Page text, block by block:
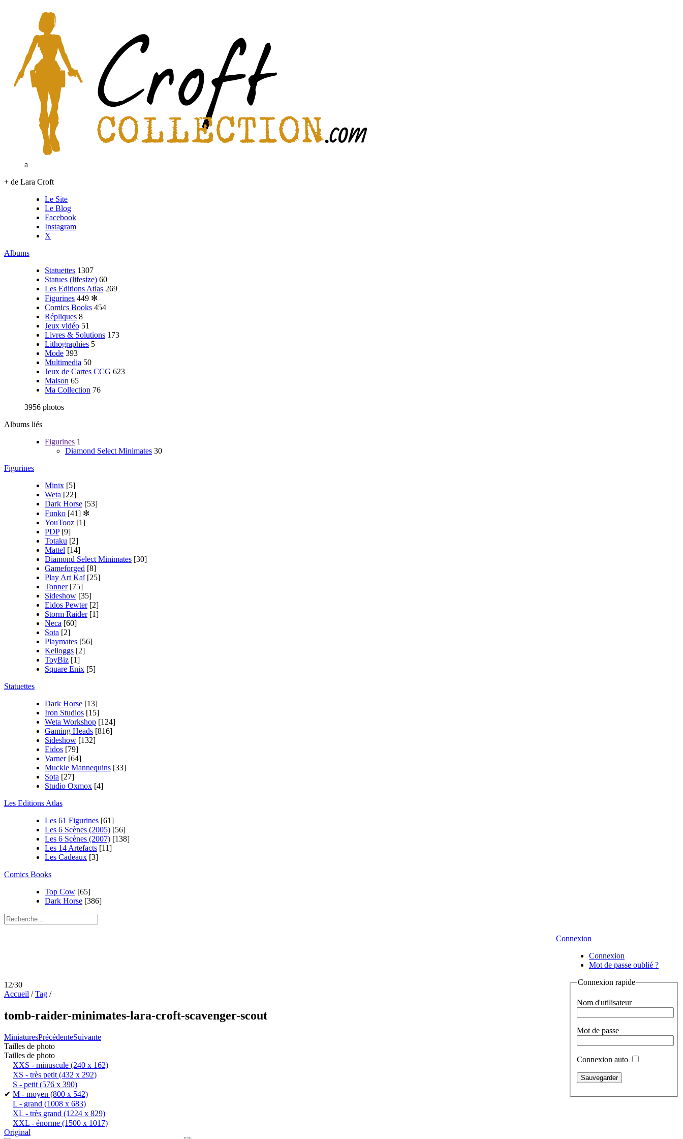
a
+ de Lara Croft
Le Site
Le Blog
Facebook
Instagram
X
Albums
Statuettes 1307
Statues (lifesize) 60
Les Editions Atlas 269
Figurines 449 ✻
Comics Books 454
Répliques 8
Jeux vidéo 51
Livres & Solutions 173
Lithographies 5
Mode 393
Multimedia 50
Jeux de Cartes CCG 623
Maison 65
Ma Collection 76
3956 photos
Albums liés
Figurines 1
Diamond Select Minimates 30
Figurines
Minix [5]
Weta [22]
Dark Horse [53]
Funko [41] ✻
YouTooz [1]
PDP [9]
Totaku [2]
Mattel [14]
Diamond Select Minimates [30]
Gameforged [8]
Play Art Kaï [25]
Tonner [75]
Sideshow [35]
Eidos Pewter [2]
Storm Raider [1]
Neca [60]
Sota [2]
Playmates [56]
Kelloggs [2]
ToyBiz [1]
Square Enix [5]
Statuettes
Dark Horse [13]
Iron Studios [15]
Weta Workshop [124]
Gaming Heads [816]
Sideshow [132]
Eidos [79]
Varner [64]
Muckle Mannequins [33]
Sota [27]
Studio Oxmox [4]
Les Editions Atlas
Les 61 Figurines [61]
Les 6 Scènes (2005) [56]
Les 6 Scènes (2007) [138]
Les 14 Artefacts [11]
Les Cadeaux [3]
Comics Books
Top Cow [65]
Dark Horse [386]
Connexion
Connexion
Mot de passe oublié ?
Connexion rapide
Nom d'utilisateur
Mot de passe
Connexion auto
12/30
Accueil /Tag /
tomb-raider-minimates-lara-croft-scavenger-scout
MiniaturesPrécédenteSuivante
Tailles de photo
Tailles de photo
XXS - minuscule (240 x 162)
XS - très petit (432 x 292)
S - petit (576 x 390)
✔ M - moyen (800 x 542)
L - grand (1008 x 683)
XL - très grand (1224 x 829)
XXL - énorme (1500 x 1017)
Original